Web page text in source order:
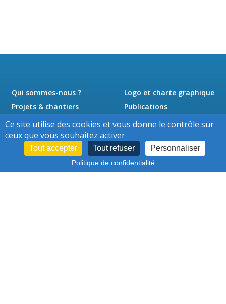
Qui sommes-nous ?
Projets & chantiers
Actualités
Jobs
Logo et charte graphique
Publications
Presse
Contact
Ce site utilise des cookies et vous donne le contrôle sur
ceux que vous souhaitez activer
Tout accepter Tout refuser Personnaliser
Politique de confidentialité